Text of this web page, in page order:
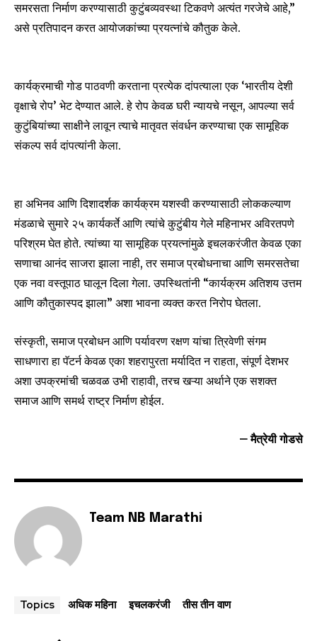
समरसता निर्माण करण्यासाठी कुटुंबव्यवस्था टिकवणे अत्यंत गरजेचे आहे,”
असे प्रतिपादन करत आयोजकांच्या प्रयत्नांचे कौतुक केले.
कार्यक्रमाची गोड पाठवणी करताना प्रत्येक दांपत्याला एक ‘भारतीय देशी
वृक्षाचे रोप’ भेट देण्यात आले. हे रोप केवळ घरी न्यायचे नसून, आपल्या सर्व
कुटुंबियांच्या साक्षीने लावून त्याचे मातृवत संवर्धन करण्याचा एक सामूहिक
संकल्प सर्व दांपत्यांनी केला.
हा अभिनव आणि दिशादर्शक कार्यक्रम यशस्वी करण्यासाठी लोककल्याण
मंडळाचे सुमारे २५ कार्यकर्ते आणि त्यांचे कुटुंबीय गेले महिनाभर अविरतपणे
परिश्रम घेत होते. त्यांच्या या सामूहिक प्रयत्नांमुळे इचलकरंजीत केवळ एका
सणाचा आनंद साजरा झाला नाही, तर समाज प्रबोधनाचा आणि समरसतेचा
एक नवा वस्तूपाठ घालून दिला गेला. उपस्थितांनी “कार्यक्रम अतिशय उत्तम
आणि कौतुकास्पद झाला” अशा भावना व्यक्त करत निरोप घेतला.
संस्कृती, समाज प्रबोधन आणि पर्यावरण रक्षण यांचा त्रिवेणी संगम
साधणारा हा पॅटर्न केवळ एका शहरापुरता मर्यादित न राहता, संपूर्ण देशभर
अशा उपक्रमांची चळवळ उभी राहावी, तरच खऱ्या अर्थाने एक सशक्त
समाज आणि समर्थ राष्ट्र निर्माण होईल.
– मैत्रेयी गोडसे
Team NB Marathi
Topics अधिक महिना इचलकरंजी तीस तीन वाण